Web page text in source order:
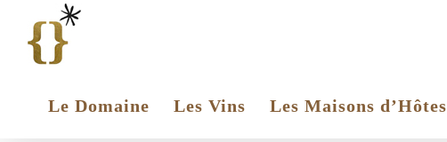
contenu
Le Domaine Les Vins Les Maisons d’Hôtes